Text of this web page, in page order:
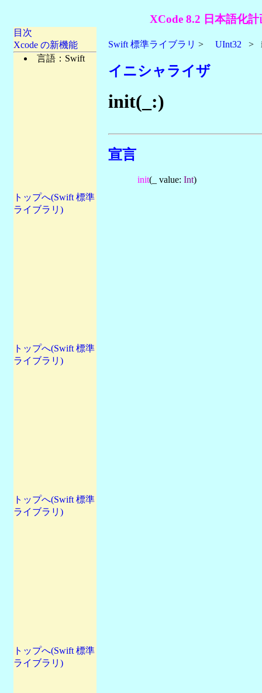
XCode 8.2 日本語化
Swift 標準ライブラリ > UInt32 >
イニシャライザ
init(_:)
宣言
init(_ value: Int)
目次
Xcode の新機能
言語：Swift
トップへ(Swift 標準
ライブラリ)
トップへ(Swift 標準
ライブラリ)
トップへ(Swift 標準
ライブラリ)
トップへ(Swift 標準
ライブラリ)